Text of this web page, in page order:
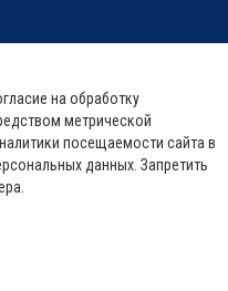
на обработку
метрической
посещаемости сайта в
данных. Запретить